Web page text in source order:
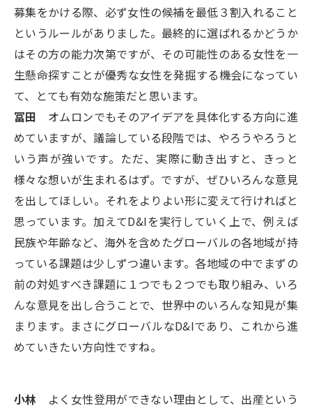
募集をかける際、必ず女性の候補を最低３割入れること
というルールがありました。最終的に選ばれるかどうか
はその方の能力次第ですが、その可能性のある女性を一
生懸命探すことが優秀な女性を発掘する機会になってい
て、とても有効な施策だと思います。
冨田 オムロンでもそのアイデアを具体化する方向に進
めていますが、議論している段階では、やろうやろうと
いう声が強いです。ただ、実際に動き出すと、きっと
様々な想いが生まれるはず。ですが、ぜひいろんな意見
を出してほしい。それをよりよい形に変えて行ければと
思っています。加えてD&Iを実行していく上で、例えば
民族や年齢など、海外を含めたグローバルの各地域が持
っている課題は少しずつ違います。各地域の中でまずの
前の対処すべき課題に１つでも２つでも取り組み、いろ
んな意見を出し合うことで、世界中のいろんな知見が集
まります。まさにグローバルなD&Iであり、これから進
めていきたい方向性ですね。
小林 よく女性登用ができない理由として、出産という